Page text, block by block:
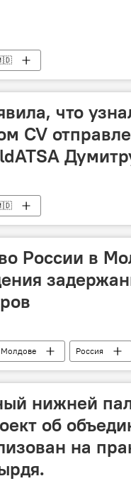
что
CV
России в
Молдове Россия
нижней
об
на